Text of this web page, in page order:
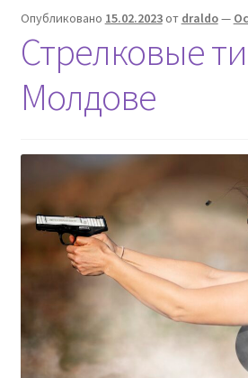
Опубликовано 15.02.2023от draldo—
Стрелковые
Молдове